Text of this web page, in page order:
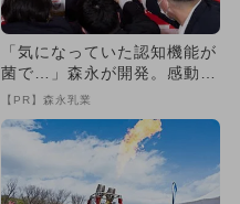
「気になっていた認知機能が
菌で…」森永が開発。感動の
70代続出
【PR】森永乳業